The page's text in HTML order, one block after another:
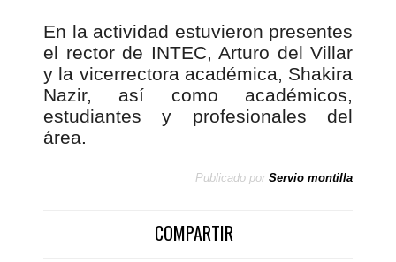
En la actividad estuvieron presentes
el rector de INTEC, Arturo del Villar
y la vicerrectora académica, Shakira
Nazir, así como académicos,
estudiantes y profesionales del
área.
Publicado por Servio montilla
COMPARTIR